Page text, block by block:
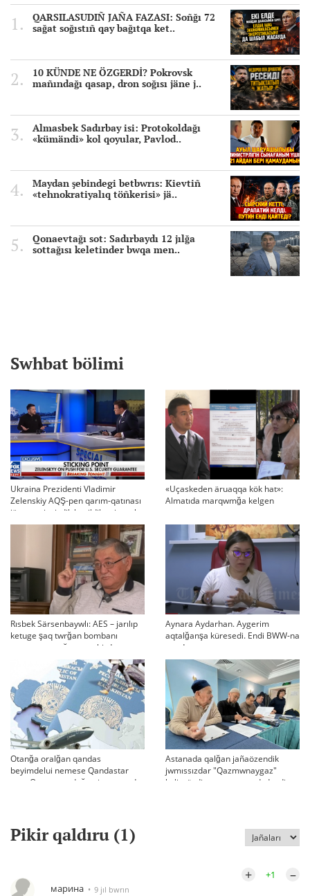
QARSILASUDIÑ JAÑA FAZASI: Soñğı 72
sağat soğıstıñ qay bağıtqa ket..
10 KÜNDE NE ÖZGERDİ? Pokrovsk
mañındağı qasap, dron soğısı jäne j..
Almasbek Sadırbay isi: Protokoldağı
«kümändi» kol qoyular, Pavlod..
Maydan şebindegi betbwrıs: Kievtiñ
«tehnokratiyalıq töñkerisi» jä..
Qonaevtağı sot: Sadırbaydı 12 jılğa
sottağısı keletinder bwqa men..
Swhbat bölimi
Ukraina Prezidenti Vladimir
Zelenskiy AQŞ-pen qarım-qatınası
jäne qauipsizdik kepildikteri turalı
pikir bildirdi
«Uçaskeden äruaqqa kök hat»:
Almatıda marqwmğa kelgen
Rısbek Särsenbaywlı: AES – jarılıp
ketuge şaq twrğan bombanı
qwşaqtap otırğanmen birdey
Aynara Aydarhan. Aygerim
aqtalğanşa küresedi. Endi BWW-na
arızdanamız
Otanğa oralğan qandas
beyimdelui nemese Qandastar
men Qazaqstandağı migranttardı
Astanada qalğan jañaözendik
jwmıssızdar "Qazmwnaygaz"
kelissözdi toqtatıp tastadı deydi
Pikir qaldıru (1)
марина 9 jıl bwrın
+ +1 –